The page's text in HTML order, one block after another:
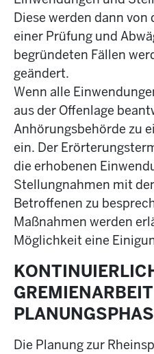
Diese werden dann von
einer Prüfung und
begründeten Fällen
geändert.
Wenn alle
aus der Offenlage
Anhörungsbehörde zu
ein. Der
die erhobenen
Stellungnahmen mit
Betroffenen zu
Maßnahmen werden
Möglichkeit eine
Die Planung zur